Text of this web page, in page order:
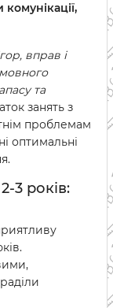
вправ і
та
занять з
проблемам
оптимальні
3 років: